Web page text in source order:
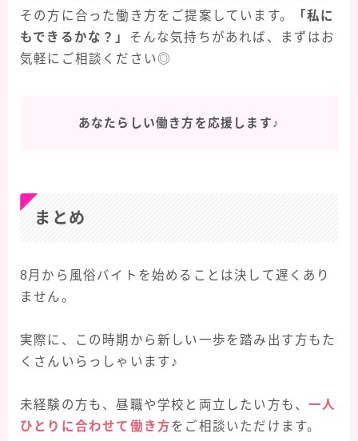
その方に合った働き方をご提案しています。
「私に
もできるかな？」 そんな気持ちがあれば、まずはお
気軽にご相談ください◎
あなたらしい働き方を応援します♪
まとめ
8月から風俗バイトを始めることは決して遅くあり
ません。
実際に、この時期から新しい一歩を踏み出す方もた
くさんいらっしゃいます♪
未経験の方も、昼職や学校と両立したい方も、一人
ひとりに合わせて働き方をご相談いただけます。